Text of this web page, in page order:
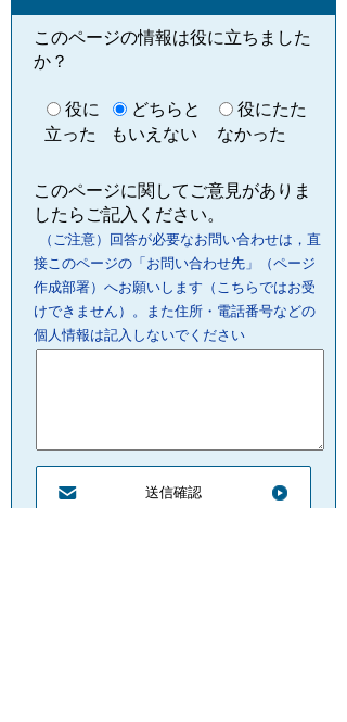
このページの情報は役に立ちました
か？
役に
立った
どちらと
もいえない
役にたた
なかった
このページに関してご意見がありま
したらご記入ください。
（ご注意）回答が必要なお問い合わせは，直
接このページの「お問い合わせ先」（ページ
作成部署）へお願いします（こちらではお受
けできません）。また住所・電話番号などの
個人情報は記入しないでください